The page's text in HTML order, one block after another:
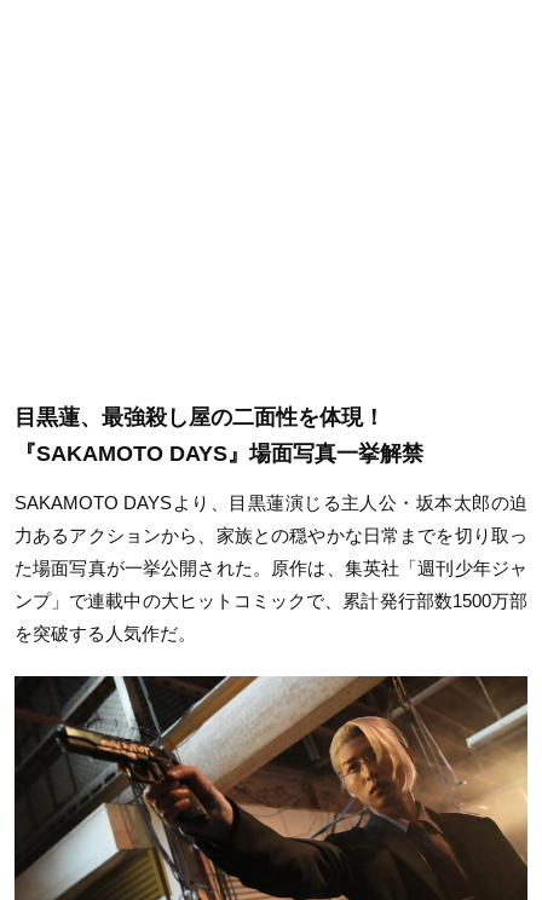
目黒蓮、最強殺し屋の二面性を体現！
『SAKAMOTO DAYS』場面写真一挙解禁
SAKAMOTO DAYSより、目黒蓮演じる主人公・坂本太郎の迫
力あるアクションから、家族との穏やかな日常までを切り取っ
た場面写真が一挙公開された。原作は、集英社「週刊少年ジャ
ンプ」で連載中の大ヒットコミックで、累計発行部数1500万部
を突破する人気作だ。